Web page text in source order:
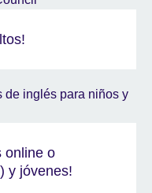
online o
y jóvenes!